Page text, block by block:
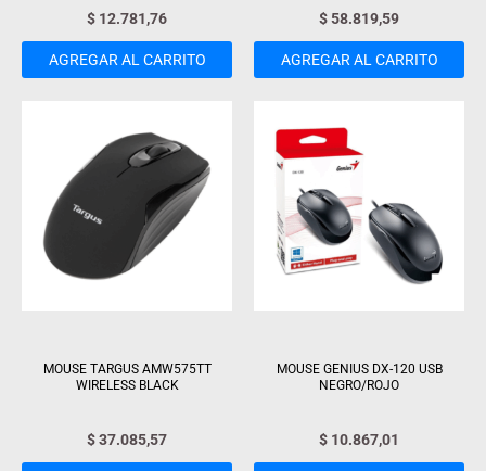
$ 12.781,76
AGREGAR AL CARRITO
$58.819,59
AGREGAR AL CARRITO
MOUSE TARGUS AMW575TT
WIRELESS BLACK
$37.085,57
MOUSE GENIUS DX-120 USB
NEGRO/ROJO
$ 10.867,01